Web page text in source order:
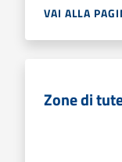
VAI ALLA
Zone di